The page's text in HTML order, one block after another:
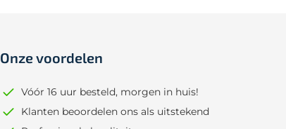
Onze voordelen
Vóór 16 uur besteld, morgen in huis!
Klanten beoordelen ons als uitstekend